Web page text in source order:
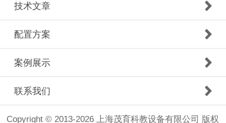
技术文章
配置方案
案例展示
联系我们
Copyright © 2013-2026 上海茂育科教设备有限公司 版权